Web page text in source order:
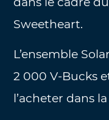
Sweetheart.
L’ensemble
2 000 V-Bucks
l’acheter dans